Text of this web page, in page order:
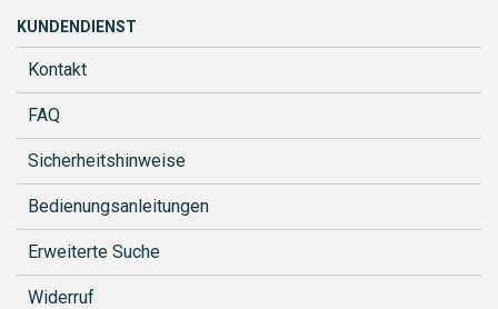
KUNDENDIENST
Kontakt
FAQ
Sicherheitshinweise
Bedienungsanleitungen
Erweiterte Suche
Widerruf